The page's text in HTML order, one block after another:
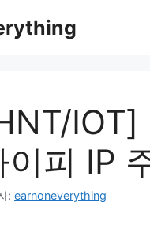
IOT]
이피 IP
: earnoneverything